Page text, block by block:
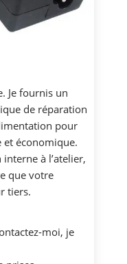
Je fournis un
de réparation
pour
économique.
à l’atelier,
que votre
tiers.
moi, je